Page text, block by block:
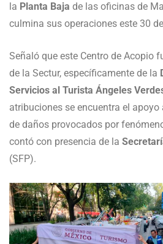
la Planta Baja de las oficinas de
culmina sus operaciones este 30
Señaló que este Centro de Acopio
de la Sectur, específicamente de la
Servicios al Turista Ángeles
atribuciones se encuentra el
de daños provocados por
contó con presencia de la
(SFP).